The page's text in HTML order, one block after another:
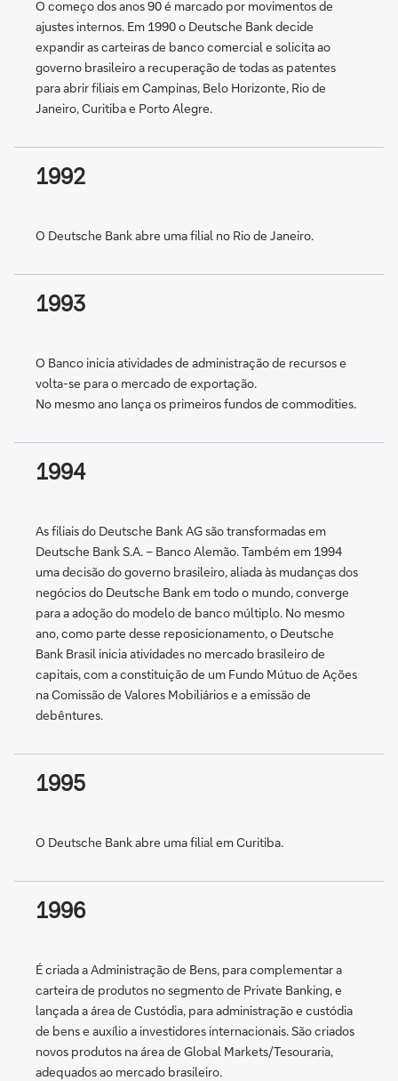
O começo dos anos 90 é marcado por movimentos de
ajustes internos. Em 1990 o Deutsche Bank decide
expandir as carteiras de banco comercial e solicita ao
governo brasileiro a recuperação de todas as patentes
para abrir filiais em Campinas, Belo Horizonte, Rio de
Janeiro, Curitiba e Porto Alegre.
1992
O Deutsche Bank abre uma filial no Rio de Janeiro.
1993
O Banco inicia atividades de administração de recursos e
volta-se para o mercado de exportação.
No mesmo ano lança os primeiros fundos de commodities.
1994
As filiais do Deutsche Bank AG são transformadas em
Deutsche Bank S.A. – Banco Alemão. Também em 1994
uma decisão do governo brasileiro, aliada às mudanças dos
negócios do Deutsche Bank em todo o mundo, converge
para a adoção do modelo de banco múltiplo. No mesmo
ano, como parte desse reposicionamento, o Deutsche
Bank Brasil inicia atividades no mercado brasileiro de
capitais, com a constituição de um Fundo Mútuo de Ações
na Comissão de Valores Mobiliários e a emissão de
debêntures.
1995
O Deutsche Bank abre uma filial em Curitiba.
1996
É criada a Administração de Bens, para complementar a
carteira de produtos no segmento de Private Banking, e
lançada a área de Custódia, para administração e custódia
de bens e auxílio a investidores internacionais. São criados
novos produtos na área de Global Markets/Tesouraria,
adequados ao mercado brasileiro.